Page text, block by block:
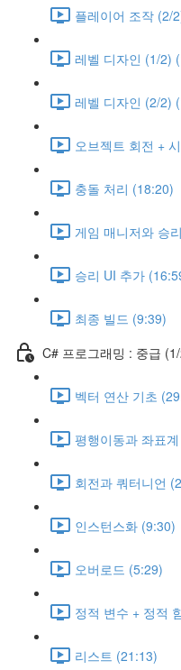
플레이어 조작 (2/
레벨 디자인 (1/2)
레벨 디자인 (2/2)
오브젝트 회전 +
충돌 처리 (18:20)
게임 매니저와 승
승리 UI 추가
최종 빌드 (9:39)
C# 프로그래밍 : 중급
벡터 연산 기초
평행이동과 좌표
회전과 쿼터니언
인스턴스화 (9:30)
오버로드 (5:29)
정적 변수 + 정적
리스트 (21:13)